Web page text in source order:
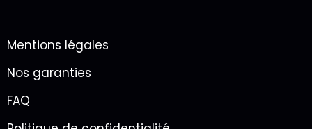
Mentions légales
Nos garanties
FAQ